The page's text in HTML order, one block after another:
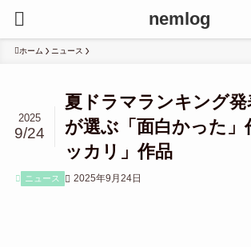
nemlog
ホーム ニュース
夏ドラマランキング発
が選ぶ「面白かった」
ッカリ」作品
2025
9/24
ニュース 2025年9月24日